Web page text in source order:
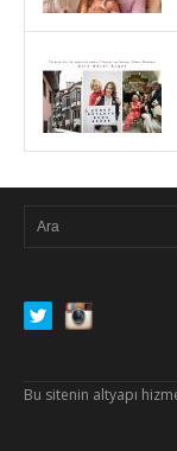
Bu sitenin altyapı